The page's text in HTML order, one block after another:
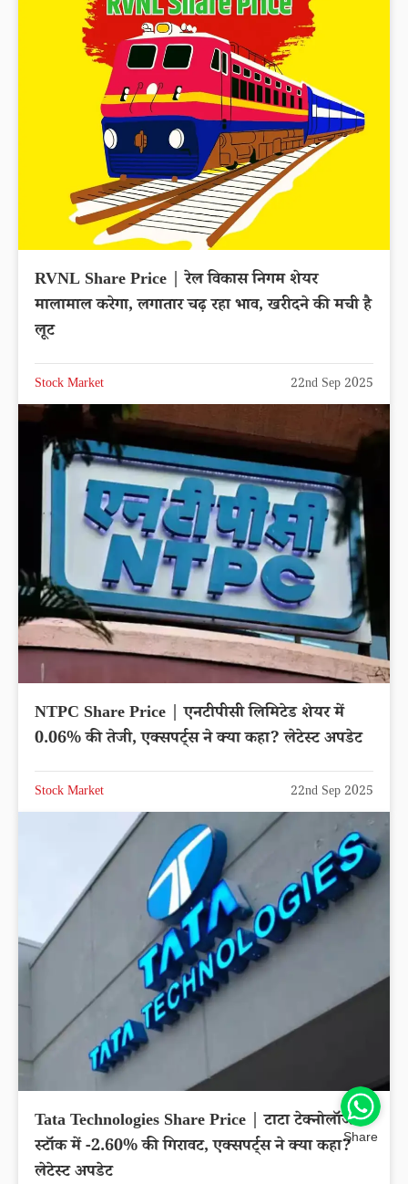
RVNL Share Price | रेल विकास निगम शेयर
मालामाल करेगा, लगातार चढ़ रहा भाव, खरीदने की मची है
लूट
Stock Market 22nd Sep 2025
NTPC Share Price | एनटीपीसी लिमिटेड शेयर में
0.06% की तेजी, एक्सपर्ट्स ने क्या कहा? लेटेस्ट अपडेट
Stock Market 22nd Sep 2025
Tata Technologies Share Price | टाटा टेक्नोलॉजीज
स्टॉक में -2.60% की गिरावट, एक्सपर्ट्स ने क्या कहा?
लेटेस्ट अपडेट
Share